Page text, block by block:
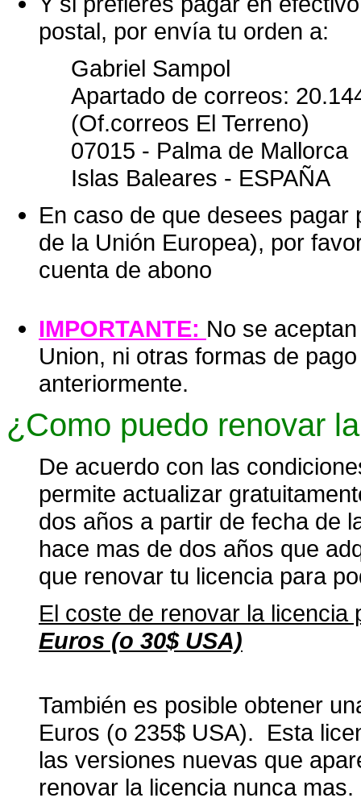
postal, por envía tu orden a:
Gabriel Sampol
Apartado de correos:
(Of.correos El Terreno)
07015 - Palma de Mallorca
Islas Baleares - ESPAÑA
En caso de que desees
de la Unión Europea), por
cuenta de abono
IMPORTANTE: No se
Union, ni otras formas de
anteriormente.
¿Como puedo renovar
De acuerdo con las
permite actualizar
dos años a partir de fecha de
hace mas de dos años que
que renovar tu licencia para
El coste de renovar la
Euros (o 30$ USA)
También es posible obtener
Euros (o 235$ USA). Esta
las versiones nuevas que
renovar la licencia nunca mas.